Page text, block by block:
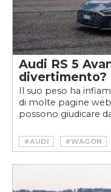
Audi RS 5
divertimento?
Il suo peso ha
di molte pagine
possono giudicare
#AUDI #WAGON